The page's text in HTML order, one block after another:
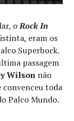
oRock In
eram os
Superbock.
passagem
Wilson não
toda
Palco Mundo.